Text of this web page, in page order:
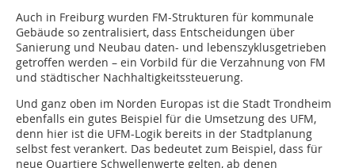
Auch in Freiburg wurden FM-Strukturen für kommunale
Gebäude so zentralisiert, dass Entscheidungen über
Sanierung und Neubau daten- und lebenszyklusgetrieben
getroffen werden – ein Vorbild für die Verzahnung von FM
und städtischer Nachhaltigkeitssteuerung.
Und ganz oben im Norden Europas ist die Stadt Trondheim
ebenfalls ein gutes Beispiel für die Umsetzung des UFM,
denn hier ist die UFM-Logik bereits in der Stadtplanung
selbst fest verankert. Das bedeutet zum Beispiel, dass für
neue Quartiere Schwellenwerte gelten, ab denen